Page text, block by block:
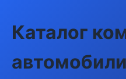
Каталог